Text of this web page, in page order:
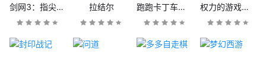
剑网3：指尖江湖 拉结尔 跑跑卡丁车官方竞速版 权力的游戏：凛冬将至